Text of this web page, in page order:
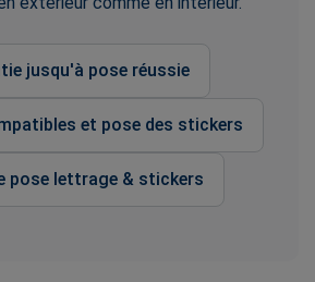
jusqu'à pose réussie
et pose des stickers
pose lettrage & stickers